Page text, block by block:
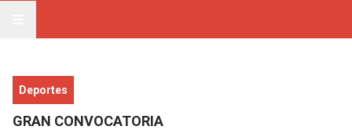
Deportes
GRAN CONVOCATORIA